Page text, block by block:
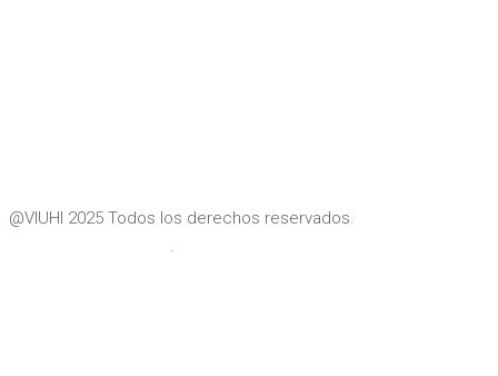
@VIUHI 2025 Todos los derechos reservados.